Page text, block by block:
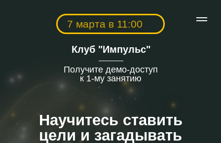
Научитесь ставить
цели и загадывать
7 марта в 11:00
Клуб "Импульс"
Получите демо-доступ
к 1-му занятию